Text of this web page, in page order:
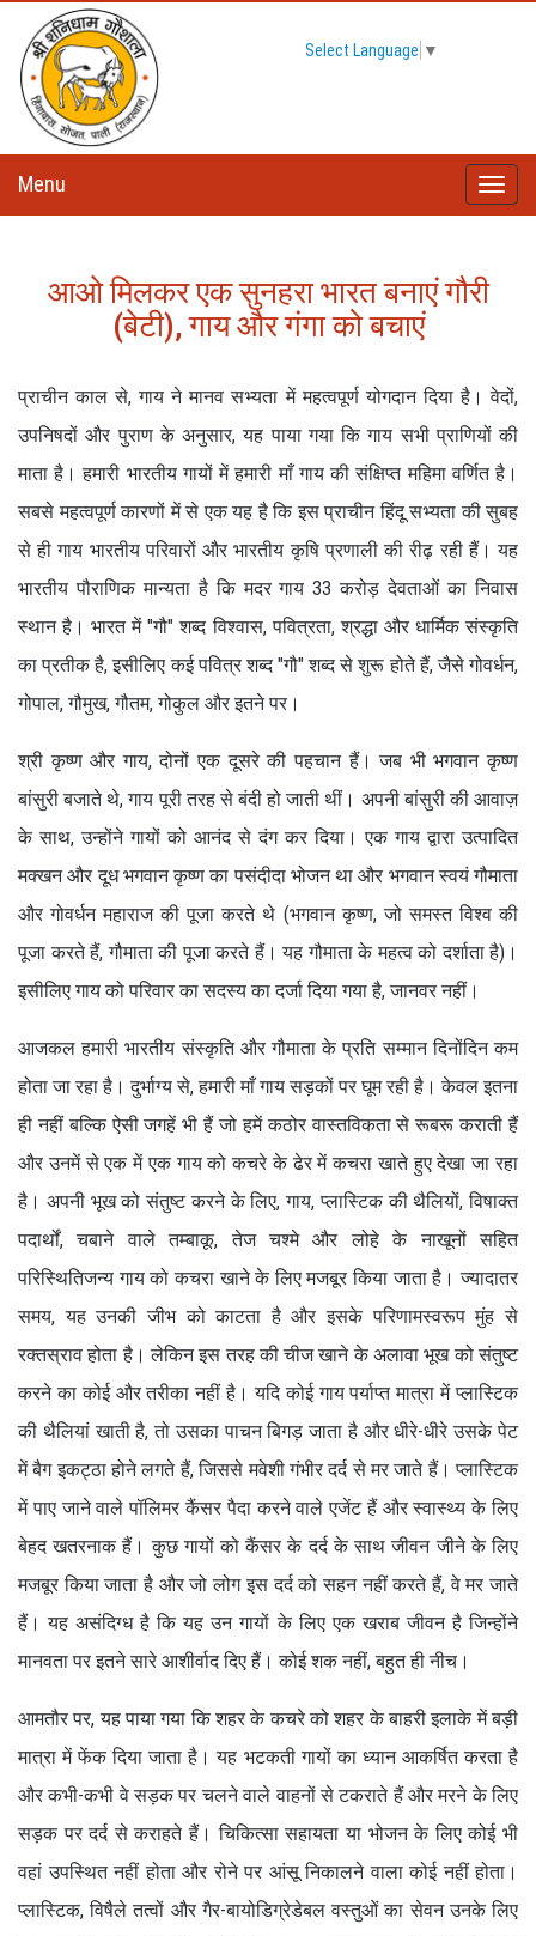
Select Language ▼
Toggle
Menu
आओ मिलकर एक सुनहरा भारत बनाएं गौरी
(बेटी), गाय और गंगा को बचाएं
प्राचीन काल से, गाय ने मानव सभ्यता में महत्वपूर्ण योगदान दिया है। वेदों,
उपनिषदों और पुराण के अनुसार, यह पाया गया कि गाय सभी प्राणियों की
माता है। हमारी भारतीय गायों में हमारी माँ गाय की संक्षिप्त महिमा वर्णित है।
सबसे महत्वपूर्ण कारणों में से एक यह है कि इस प्राचीन हिंदू सभ्यता की सुबह
से ही गाय भारतीय परिवारों और भारतीय कृषि प्रणाली की रीढ़ रही हैं। यह
भारतीय पौराणिक मान्यता है कि मदर गाय 33 करोड़ देवताओं का निवास
स्थान है। भारत में "गौ" शब्द विश्वास, पवित्रता, श्रद्धा और धार्मिक संस्कृति
का प्रतीक है, इसीलिए कई पवित्र शब्द "गौ" शब्द से शुरू होते हैं, जैसे गोवर्धन,
गोपाल, गौमुख, गौतम, गोकुल और इतने पर।
श्री कृष्ण और गाय, दोनों एक दूसरे की पहचान हैं। जब भी भगवान कृष्ण
बांसुरी बजाते थे, गाय पूरी तरह से बंदी हो जाती थीं। अपनी बांसुरी की आवाज़
के साथ, उन्होंने गायों को आनंद से दंग कर दिया। एक गाय द्वारा उत्पादित
मक्खन और दूध भगवान कृष्ण का पसंदीदा भोजन था और भगवान स्वयं गौमाता
और गोवर्धन महाराज की पूजा करते थे (भगवान कृष्ण, जो समस्त विश्व की
पूजा करते हैं, गौमाता की पूजा करते हैं। यह गौमाता के महत्व को दर्शाता है)।
इसीलिए गाय को परिवार का सदस्य का दर्जा दिया गया है, जानवर नहीं।
आजकल हमारी भारतीय संस्कृति और गौमाता के प्रति सम्मान दिनोंदिन कम
होता जा रहा है। दुर्भाग्य से, हमारी माँ गाय सड़कों पर घूम रही है। केवल इतना
ही नहीं बल्कि ऐसी जगहें भी हैं जो हमें कठोर वास्तविकता से रूबरू कराती हैं
और उनमें से एक में एक गाय को कचरे के ढेर में कचरा खाते हुए देखा जा रहा
है। अपनी भूख को संतुष्ट करने के लिए, गाय, प्लास्टिक की थैलियों, विषाक्त
पदार्थों, चबाने वाले तम्बाकू, तेज चश्मे और लोहे के नाखूनों सहित
परिस्थितिजन्य गाय को कचरा खाने के लिए मजबूर किया जाता है। ज्यादातर
समय, यह उनकी जीभ को काटता है और इसके परिणामस्वरूप मुंह से
रक्तस्राव होता है। लेकिन इस तरह की चीज खाने के अलावा भूख को संतुष्ट
करने का कोई और तरीका नहीं है। यदि कोई गाय पर्याप्त मात्रा में प्लास्टिक
की थैलियां खाती है, तो उसका पाचन बिगड़ जाता है और धीरे-धीरे उसके पेट
में बैग इकट्ठा होने लगते हैं, जिससे मवेशी गंभीर दर्द से मर जाते हैं। प्लास्टिक
में पाए जाने वाले पॉलिमर कैंसर पैदा करने वाले एजेंट हैं और स्वास्थ्य के लिए
बेहद खतरनाक हैं। कुछ गायों को कैंसर के दर्द के साथ जीवन जीने के लिए
मजबूर किया जाता है और जो लोग इस दर्द को सहन नहीं करते हैं, वे मर जाते
हैं। यह असंदिग्ध है कि यह उन गायों के लिए एक खराब जीवन है जिन्होंने
मानवता पर इतने सारे आशीर्वाद दिए हैं। कोई शक नहीं, बहुत ही नीच।
आमतौर पर, यह पाया गया कि शहर के कचरे को शहर के बाहरी इलाके में बड़ी
मात्रा में फेंक दिया जाता है। यह भटकती गायों का ध्यान आकर्षित करता है
और कभी-कभी वे सड़क पर चलने वाले वाहनों से टकराते हैं और मरने के लिए
सड़क पर दर्द से कराहते हैं। चिकित्सा सहायता या भोजन के लिए कोई भी
वहां उपस्थित नहीं होता और रोने पर आंसू निकालने वाला कोई नहीं होता।
प्लास्टिक, विषैले तत्वों और गैर-बायोडिग्रेडेबल वस्तुओं का सेवन उनके लिए